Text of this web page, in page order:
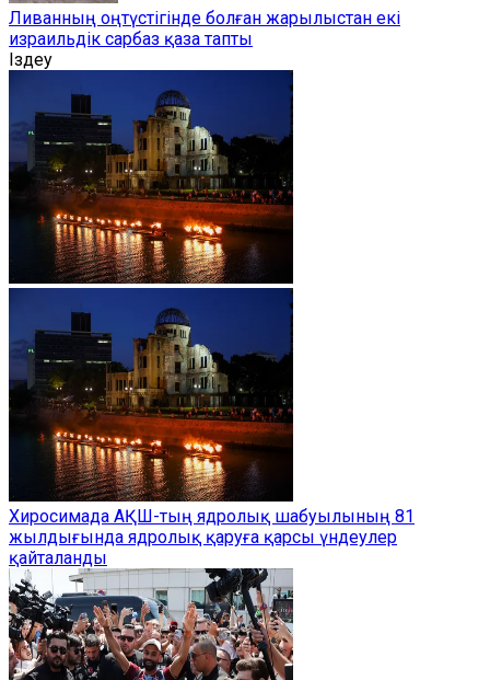
Ливанның оңтүстігінде болған жарылыстан екі
израильдік сарбаз қаза тапты
Іздеу
Хиросимада АҚШ-тың ядролық шабуылының 81
жылдығында ядролық қаруға қарсы үндеулер
қайталанды